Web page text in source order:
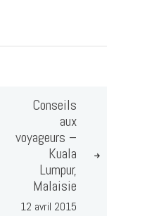
Conseils
aux
voyageurs –
Kuala
Lumpur,
Malaisie
12 avril 2015